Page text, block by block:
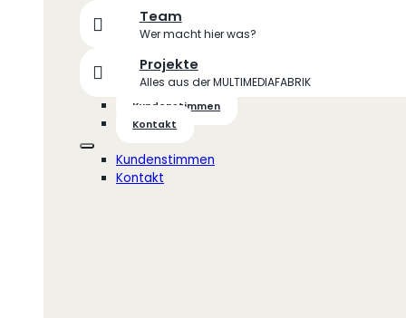
Team
Wer macht hier was?
Projekte
Alles aus der MULTIMEDIAFABRIK
Kundenstimmen
Kontakt
Kundenstimmen
Kontakt